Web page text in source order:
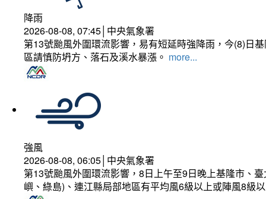
降雨
2026-08-08, 07:45│中央氣象署
第13號颱風外圍環流影響，易有短延時強降雨，今(8)日
區請慎防坍方、落石及溪水暴漲。 more...
強風
2026-08-08, 06:05│中央氣象署
第13號颱風外圍環流影響，8日上午至9日晚上基隆市、
嶼、綠島)、連江縣局部地區有平均風6級以上或陣風8級